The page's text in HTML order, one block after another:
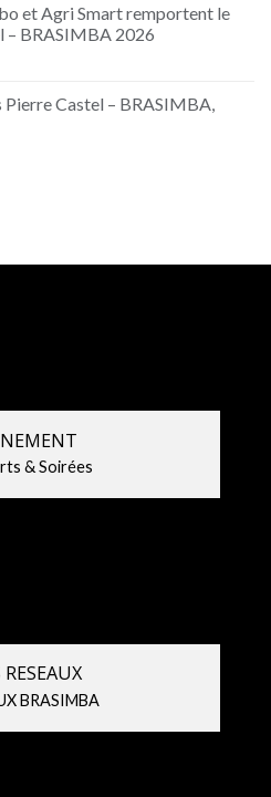
et Agri Smart remportent le
– BRASIMBA 2026
Pierre Castel – BRASIMBA,
& Soirées
BRASIMBA